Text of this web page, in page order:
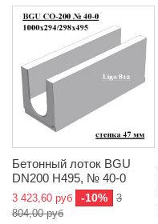
Бетонный лоток BGU
DN200 H495, № 40-0
3 423,60 руб -10%
3
804,00 руб